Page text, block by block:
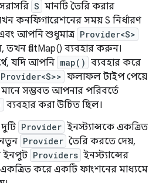
S মানটি তৈরি করার
কনফিগারেশনের সময় S নির্ধারণ
আপনি শুধুমাত্র Provider<S>
তখন flatMap() ব্যবহার করুন।
যদি আপনি map() ব্যবহার করে
ফলাফল টাইপ পেয়ে
সম্ভবত আপনার পরিবর্তে
ব্যবহার করা উচিত ছিল।
Provider ইনস্ট্যান্সকে একত্রিত
Provider তৈরি করতে দেয়,
ইনপুট Providers ইনস্ট্যান্সের
করে একটি ফাংশনের মাধ্যমে